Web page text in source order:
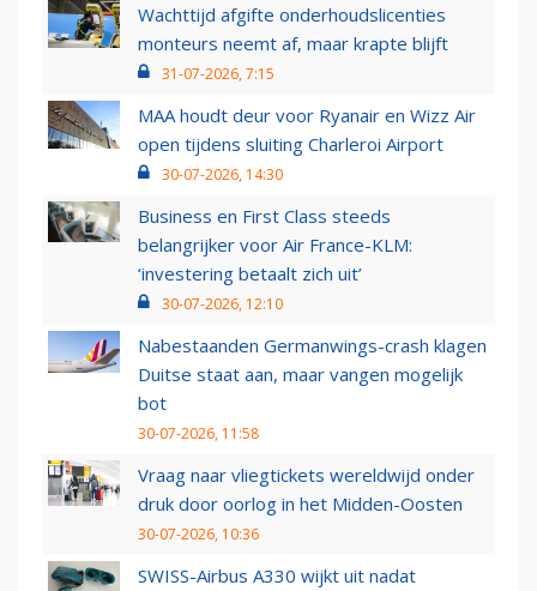
Wachttijd afgifte onderhoudslicenties
monteurs neemt af, maar krapte blijft
31-07-2026, 7:15
MAA houdt deur voor Ryanair en Wizz Air
open tijdens sluiting Charleroi Airport
30-07-2026, 14:30
Business en First Class steeds
belangrijker voor Air France-KLM:
‘investering betaalt zich uit’
30-07-2026, 12:10
Nabestaanden Germanwings-crash klagen
Duitse staat aan, maar vangen mogelijk
bot
30-07-2026, 11:58
Vraag naar vliegtickets wereldwijd onder
druk door oorlog in het Midden-Oosten
30-07-2026, 10:36
SWISS-Airbus A330 wijkt uit nadat